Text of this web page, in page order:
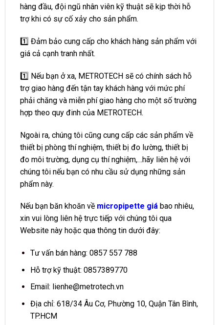
hàng đầu, đội ngũ nhân viên kỹ thuật sẽ kịp thời hỗ
trợ khi có sự cố xảy cho sản phẩm.
1️⃣ Đảm bảo cung cấp cho khách hàng sản phẩm với
giá cả cạnh tranh nhất.
1️⃣ Nếu bạn ở xa, METROTECH sẽ có chính sách hỗ
trợ giao hàng đến tận tay khách hàng với mức phí
phải chăng và miễn phí giao hàng cho một số trường
hợp theo quy đinh của METROTECH.
Ngoài ra, chúng tôi cũng cung cấp các sản phẩm về
thiết bị phòng thí nghiệm, thiết bị đo lường, thiết bị
đo môi trường, dụng cụ thí nghiệm,…hãy liên hệ với
chúng tôi nếu bạn có nhu cầu sử dụng những sản
phẩm này.
Nếu bạn băn khoăn về micropipette giá bao nhiêu,
xin vui lòng liên hệ trực tiếp với chúng tôi qua
Website này hoặc qua thông tin dưới đây:
Tư vấn bán hàng: 0857 557 788
Hỗ trợ kỹ thuật: 0857389770
Email: lienhe@metrotech.vn
Địa chỉ: 618/34 Âu Cơ, Phường 10, Quận Tân Bình,
TP.HCM